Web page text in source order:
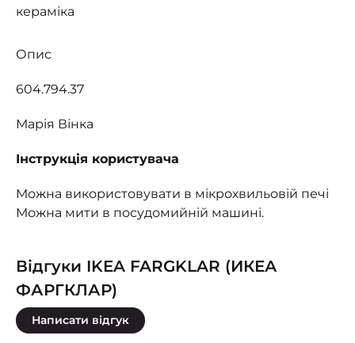
кераміка
Опис
604.794.37
Марія Вінка
Інструкція користувача
Можна використовувати в мікрохвильовій печі
Можна мити в посудомийній машині.
Відгуки IKEA FARGKLAR (ИКЕА
ФАРГКЛАР)
Написати відгук